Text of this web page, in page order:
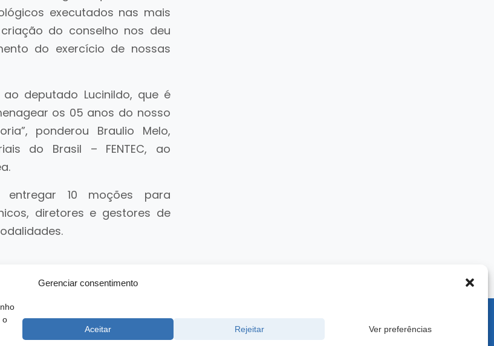
Gerenciar consentimento
o
Aceitar Rejeitar Ver preferências
executados nas mais
do conselho nos deu
do exercício de nossas
deputado Lucinildo, que é
os 05 anos do nosso
ponderou Braulio Melo,
do Brasil – FENTEC, ao
10 moções para
diretores e gestores de
02, Bloco D, Ed. Oscar Niemeyer, 9º Andar CEP 70.316-900 -